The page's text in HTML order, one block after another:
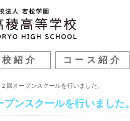
紹介 コース紹介
２回オープンスクールを行いました。
ンスクールを行いました。